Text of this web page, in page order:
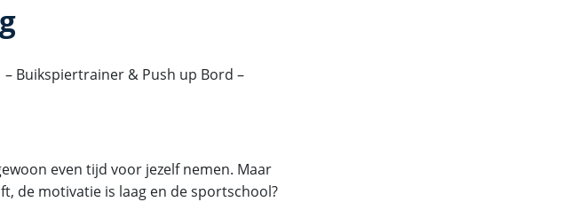
Buikspiertrainer & Push up Bord –
even tijd voor jezelf nemen. Maar
de motivatie is laag en de sportschool?